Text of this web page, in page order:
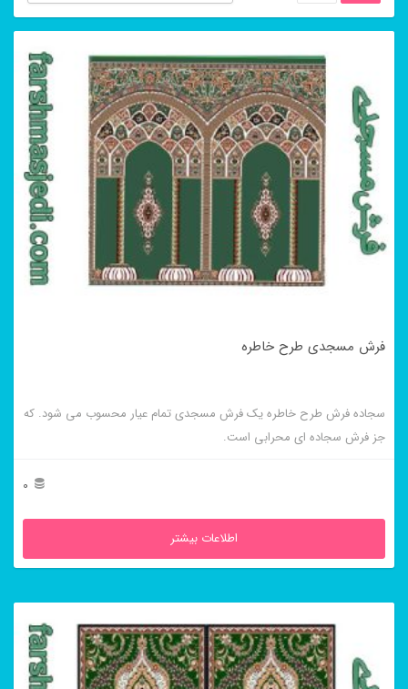
فرش مسجدی طرح خاطره
سجاده فرش طرح خاطره یک فرش مسجدی تمام عیار محسوب می شود. که
جز فرش سجاده ای محرابی است.
0
اطلاعات بیشتر